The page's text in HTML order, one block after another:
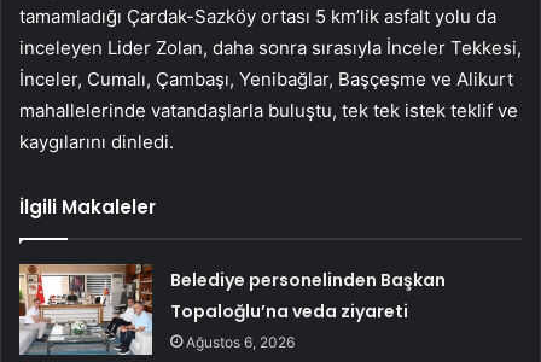
tamamladığı Çardak-Sazköy ortası 5 km’lik asfalt yolu da
inceleyen Lider Zolan, daha sonra sırasıyla İnceler Tekkesi,
İnceler, Cumalı, Çambaşı, Yenibağlar, Başçeşme ve Alikurt
mahallelerinde vatandaşlarla buluştu, tek tek istek teklif ve
kaygılarını dinledi.
İlgili Makaleler
Belediye personelinden Başkan
Topaloğlu’na veda ziyareti
Ağustos 6, 2026